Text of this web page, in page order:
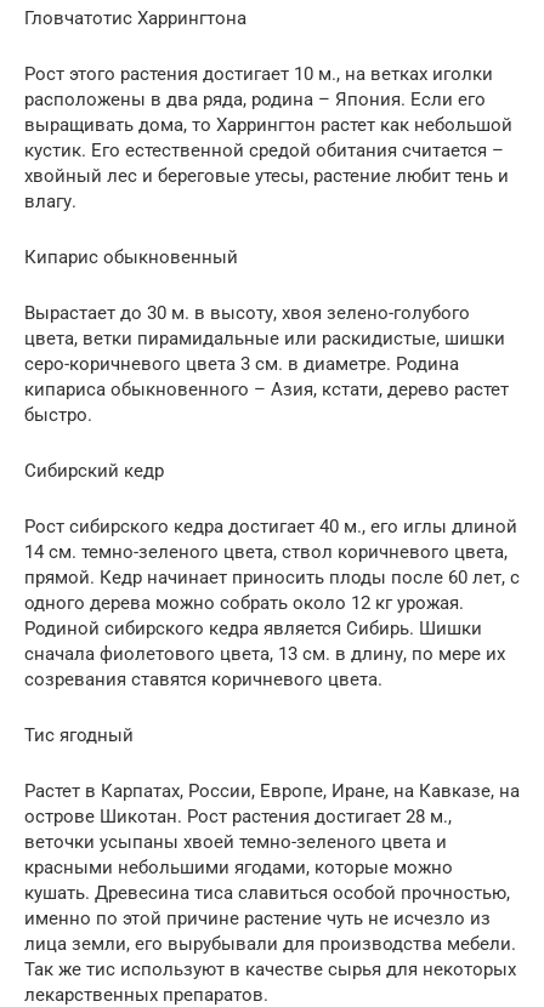
Гловчатотис Харрингтона
Рост этого растения достигает 10 м., на ветках иголки
расположены в два ряда, родина – Япония. Если его
выращивать дома, то Харрингтон растет как небольшой
кустик. Его естественной средой обитания считается –
хвойный лес и береговые утесы, растение любит тень и
влагу.
Кипарис обыкновенный
Вырастает до 30 м. в высоту, хвоя зелено-голубого
цвета, ветки пирамидальные или раскидистые, шишки
серо-коричневого цвета 3 см. в диаметре. Родина
кипариса обыкновенного – Азия, кстати, дерево растет
быстро.
Сибирский кедр
Рост сибирского кедра достигает 40 м., его иглы длиной
14 см. темно-зеленого цвета, ствол коричневого цвета,
прямой. Кедр начинает приносить плоды после 60 лет, с
одного дерева можно собрать около 12 кг урожая.
Родиной сибирского кедра является Сибирь. Шишки
сначала фиолетового цвета, 13 см. в длину, по мере их
созревания ставятся коричневого цвета.
Тис ягодный
Растет в Карпатах, России, Европе, Иране, на Кавказе, на
острове Шикотан. Рост растения достигает 28 м.,
веточки усыпаны хвоей темно-зеленого цвета и
красными небольшими ягодами, которые можно
кушать. Древесина тиса славиться особой прочностью,
именно по этой причине растение чуть не исчезло из
лица земли, его вырубывали для производства мебели.
Так же тис используют в качестве сырья для некоторых
лекарственных препаратов.